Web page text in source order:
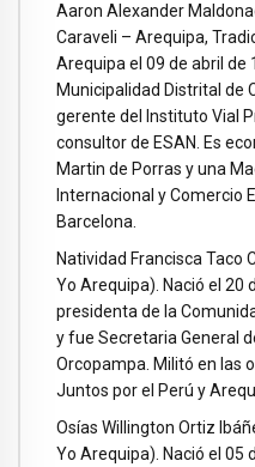
Aaron Alexander
Caraveli – Arequipa,
Arequipa el 09 de abril de
Municipalidad Distrital de
gerente del Instituto Vial
consultor de ESAN. Es
Martin de Porras y una
Internacional y Comercio
Barcelona.
Natividad Francisca Taco
Yo Arequipa). Nació el 20
presidenta de la
y fue Secretaria General
Orcopampa. Militó en las
Juntos por el Perú y
Osías Willington Ortiz
Yo Arequipa). Nació el 05